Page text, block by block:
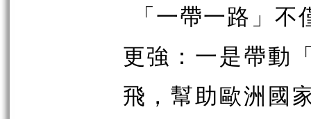
「一帶一路」
更強：一是帶動
飛，幫助歐洲國